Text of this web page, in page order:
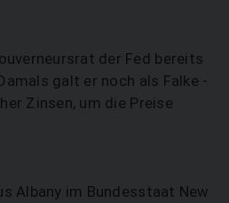
der Fed bereits
galt er noch als Falke -
Zinsen, um die Preise
Albany im Bundesstaat New